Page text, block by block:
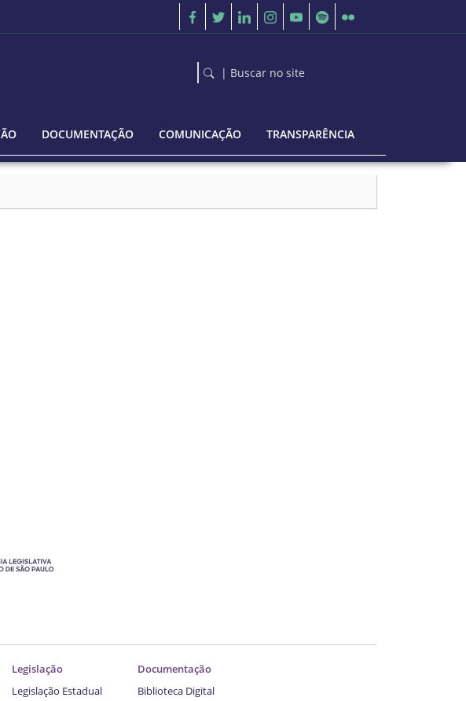
| Buscar no site
DOCUMENTAÇÃO COMUNICAÇÃO TRANSPARÊNCIA
Legislação
Legislação Estadual
Documentação
Biblioteca Digital